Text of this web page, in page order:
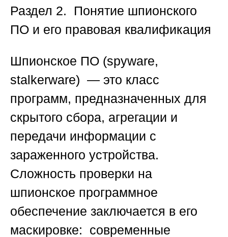
Раздел 2. Понятие шпионского
ПО и его правовая квалификация
Шпионское ПО (spyware,
stalkerware) — это класс
программ, предназначенных для
скрытого сбора, агрегации и
передачи информации с
зараженного устройства.
Сложность проверки на
шпионское программное
обеспечение заключается в его
маскировке: современные